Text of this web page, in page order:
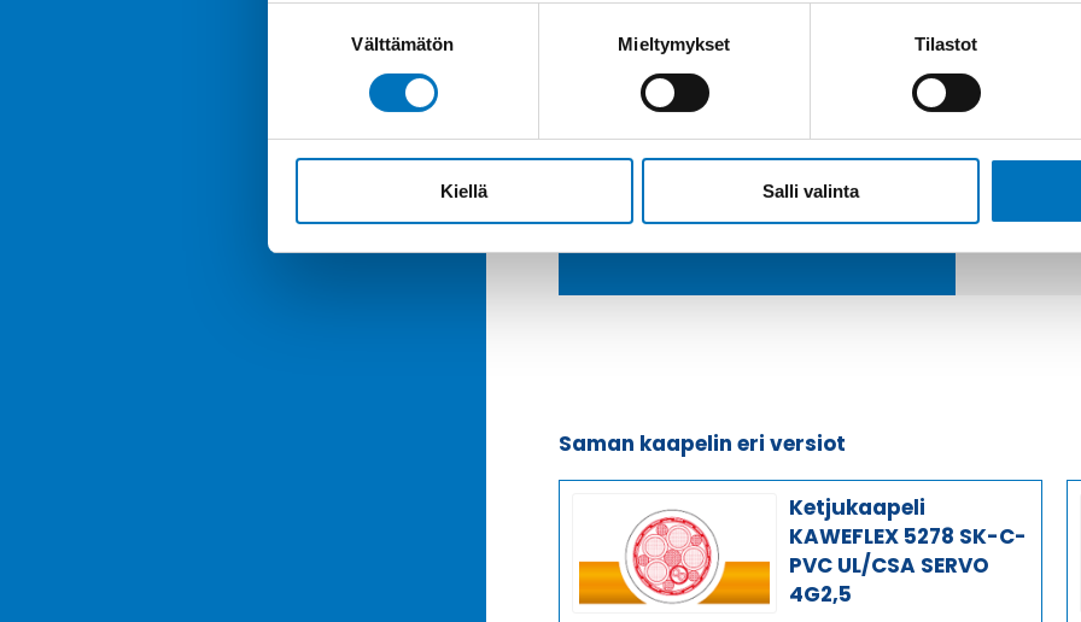
Välttämätön Mieltymykset Tilastot
Kiellä Salli valinta
Kysyttävää?
Anna meidän
auttaa.
Tai
Saman kaapelin eri versiot
Ketjukaapeli
KAWEFLEX 5278 SK-C-
PVC UL/CSA SERVO
4G2,5